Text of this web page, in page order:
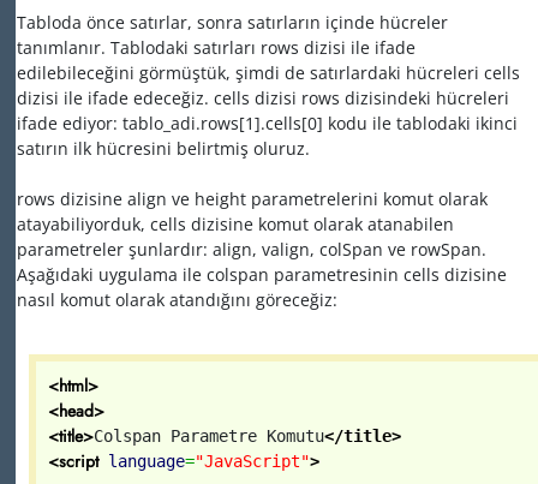
Tabloda önce satırlar, sonra satırların içinde hücreler
tanımlanır. Tablodaki satırları rows dizisi ile ifade
edilebileceğini görmüştük, şimdi de satırlardaki hücreleri cells
dizisi ile ifade edeceğiz. cells dizisi rows dizisindeki hücreleri
ifade ediyor: tablo_adi.rows[1].cells[0] kodu ile tablodaki ikinci
satırın ilk hücresini belirtmiş oluruz.
rows dizisine align ve height parametrelerini komut olarak
atayabiliyorduk, cells dizisine komut olarak atanabilen
parametreler şunlardır: align, valign, colSpan ve rowSpan.
Aşağıdaki uygulama ile colspan parametresinin cells dizisine
nasıl komut olarak atandığını göreceğiz:
<html>
<head>
<title>Colspan Parametre Komutu</title>
<script language="JavaScript">